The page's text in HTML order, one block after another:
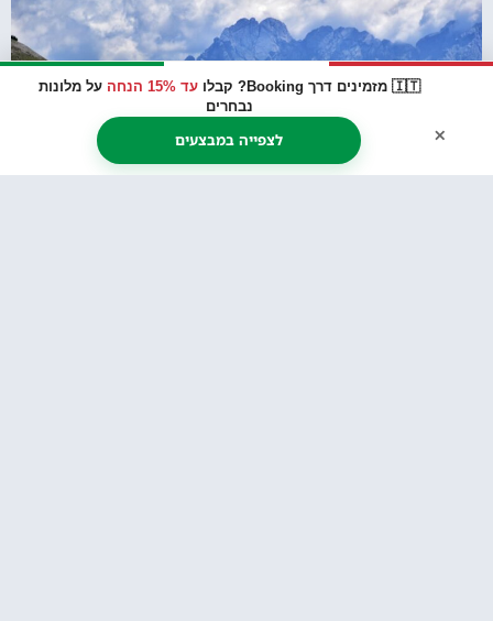
🇮🇹 מזמינים דרך Booking? קבלו עד 15% הנחה
על מלונות
נבחרים
לצפייה במבצעים ×